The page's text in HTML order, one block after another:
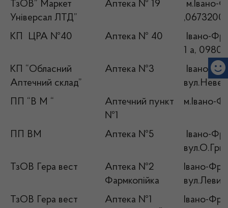
ТзОВ” Маркет
Універсал ЛТД”
Аптека № 19
м.Івано-
КП ЦРА №40
Аптека № 40
Івано-
1 а,
КП “Обласний
Аптечний склад”
Аптека №3
Івано-
ПП “В М “
Аптечний пункт
№1
м.Івано-
ПП ВМ Аптека №5
Івано-
ТзОВ Гера вест
Аптека №2
Фармкопійка
Івано-
ТзОВ Гера вест
Аптека №1
Івано-